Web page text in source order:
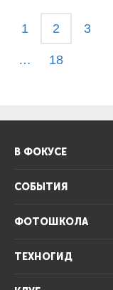
1 2 3
… 18
В ФОКУСЕ
СОБЫТИЯ
ФОТОШКОЛА
ТЕХНОГИД